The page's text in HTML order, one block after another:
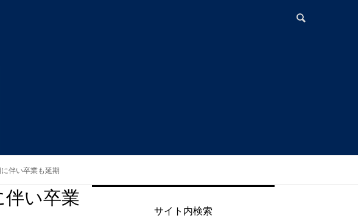
伴い卒業も延期
い卒業
サイト内検索